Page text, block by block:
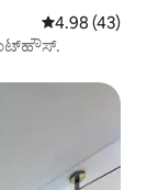
5 ರಲ್ಲಿ 4.98
4.98 (43)